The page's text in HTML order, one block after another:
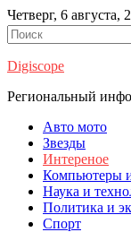
Перейти
к
содержимому
Четверг, 6 августа,
Digiscope
Региональный
Авто мото
Звезды
Интереное
Компьютеры
Наука и
Политика и
Спорт